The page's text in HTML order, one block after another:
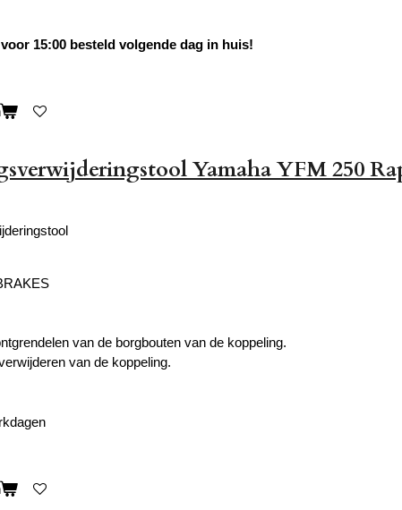
15:00 besteld volgende dag in huis!
Yamaha YFM 250
van de borgbouten van de koppeling.
van de koppeling.